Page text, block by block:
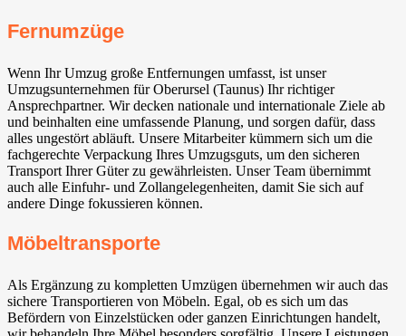
Fernumzüge
Wenn Ihr Umzug große Entfernungen umfasst, ist unser
Umzugsunternehmen für Oberursel (Taunus) Ihr richtiger
Ansprechpartner. Wir decken nationale und internationale Ziele ab
und beinhalten eine umfassende Planung, und sorgen dafür, dass
alles ungestört abläuft. Unsere Mitarbeiter kümmern sich um die
fachgerechte Verpackung Ihres Umzugsguts, um den sicheren
Transport Ihrer Güter zu gewährleisten. Unser Team übernimmt
auch alle Einfuhr- und Zollangelegenheiten, damit Sie sich auf
andere Dinge fokussieren können.
Möbeltransporte
Als Ergänzung zu kompletten Umzügen übernehmen wir auch das
sichere Transportieren von Möbeln. Egal, ob es sich um das
Befördern von Einzelstücken oder ganzen Einrichtungen handelt,